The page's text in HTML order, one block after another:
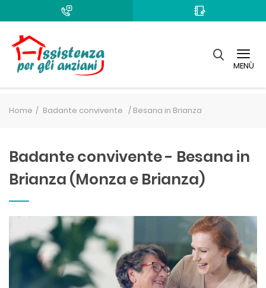
MENÙ
Home Badante convivente / Besana in Brianza
Badante convivente - Besana in
Brianza (Monza e Brianza)